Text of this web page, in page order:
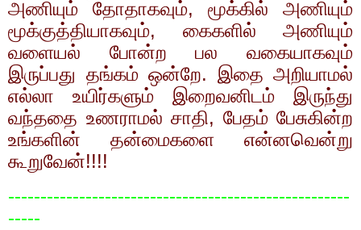
அணியும் தோதாகவும், மூக்கில் அணியும்
மூக்குத்தியாகவும், கைகளில் அணியும்
வளையல் போன்ற பல வகையாகவும்
இருப்பது தங்கம் ஒன்றே. இதை அறியாமல்
எல்லா உயிர்களும் இறைவனிடம் இருந்து
வந்ததை உணராமல் சாதி, பேதம் பேசுகின்ற
உங்களின் தன்மைகளை என்னவென்று
கூறுவேன்!!!!
-----------------------------------------------------
-----